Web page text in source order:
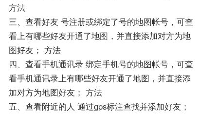
方法
三、查看好友 号注册或绑定了号的地图帐号，可查
看上有哪些好友开通了地图，并直接添加对方为地
图好友； 方法
四、查看手机通讯录 绑定手机号的地图帐号，可查
看手机通讯录上有哪些好友开通了地图，并直接添
加对方为地图好友； 方法
五、查看附近的人 通过gps标注查找并添加好友；